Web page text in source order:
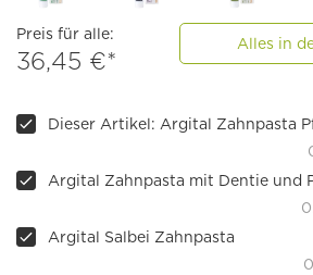
Preis für alle:
36,45 €*
Alles in
Argital Zahnpasta mit Dentie und
Argital Salbei Zahnpasta